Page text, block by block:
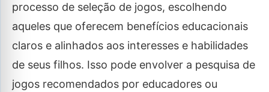
processo de seleção de jogos, escolhendo
aqueles que oferecem benefícios educacionais
claros e alinhados aos interesses e habilidades
de seus filhos. Isso pode envolver a pesquisa de
jogos recomendados por educadores ou